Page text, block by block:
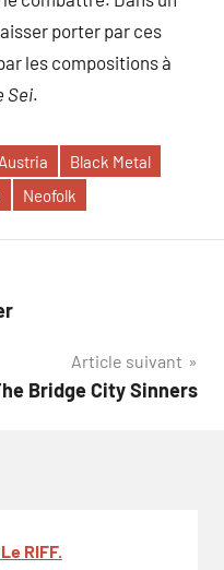
porter par ces
les compositions à
Sei.
Austria
Black Metal
Neofolk
Article suivant
Bridge City Sinners
RIFF.